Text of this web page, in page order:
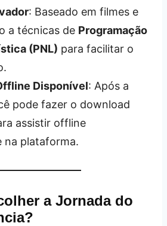
: Baseado em filmes e
a técnicas de Programação
(PNL) para facilitar o
Disponível: Após a
pode fazer o download
assistir offline
na plataforma.
a Jornada do